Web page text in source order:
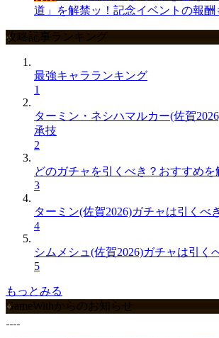
道」を解禁ッ！記念イベントの報酬
攻略記事ランキング
最強キャラランキング
1
ターミン・ネシハマルカー(佐賀
承技
2
どのガチャを引くべき？おすすめを
3
ターミン(佐賀2026)ガチャは引くべ
4
シムメシュ(佐賀2026)ガチャは引く
5
もっとみる
GameWithからのお知らせ